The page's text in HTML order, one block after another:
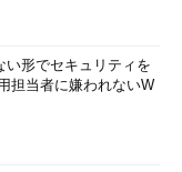
い形でセキュリティを
担当者に嫌われないW